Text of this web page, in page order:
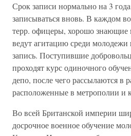
Срок записи нормально на 3
записываться вновь. В каждом
терр. офицеры, хорошо знающие
ведут агитацию среди
запись. Поступившие
проходят курс одиночного
депо, после чего рассылаются в
расположенные в метрополии и
Во всей Британской империи
досрочное военное обучение